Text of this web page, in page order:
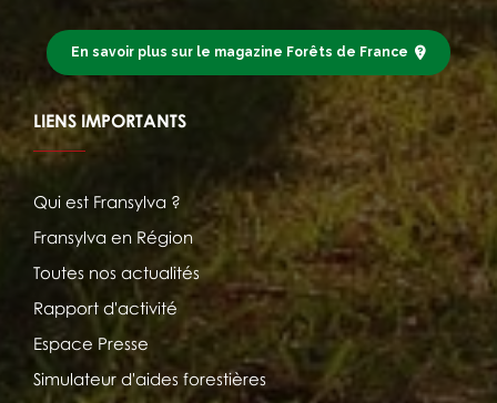
En savoir plus sur le magazine Forêts de France
LIENS IMPORTANTS
Qui est Fransylva ?
Fransylva en Région
Toutes nos actualités
Rapport d'activité
Espace Presse
Simulateur d'aides forestières